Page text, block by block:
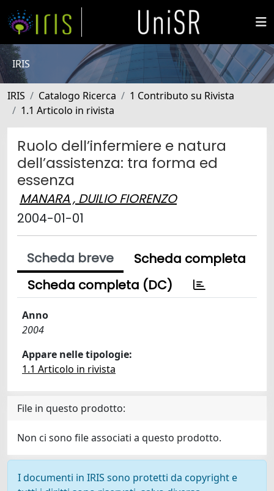
IRIS
IRIS Catalogo Ricerca
1 Contributo su Rivista
1.1 Articolo in rivista
Ruolo dell’infermiere e natura
dell’assistenza: tra forma ed
essenza
MANARA , DUILIO FIORENZO
2004-01-01
Scheda breve
Scheda completa
Scheda completa (DC)
Anno
2004
Appare nelle tipologie:
1.1 Articolo in rivista
File in questo prodotto:
Non ci sono file associati a questo prodotto.
I documenti in IRIS sono protetti da copyright e